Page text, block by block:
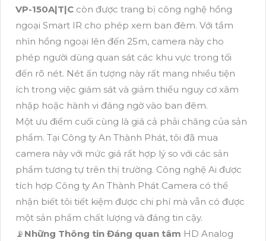
VP-150A|T|C còn được trang bị công nghệ hồng
ngoại Smart IR cho phép xem ban đêm. Với tầm
nhìn hồng ngoại lên đến 25m, camera này cho
phép người dùng quan sát các khu vực trong tối
đến rõ nét. Nét ấn tượng này rất mang nhiều tiện
ích trong việc giám sát và giảm thiểu nguy cơ xâm
nhập hoặc hành vi đáng ngờ vào ban đêm.
Một ưu điểm cuối cùng là giá cả phải chăng của sản
phẩm. Tại Công ty An Thành Phát, tôi đã mua
camera này với mức giá rất hợp lý so với các sản
phẩm tương tự trên thị trường. Công nghệ Ai được
tích hợp Công ty An Thành Phát Camera có thể
nhận biết tôi tiết kiệm được chi phí mà vẫn có được
một sản phẩm chất lượng và đáng tin cậy.
📡 Những Thông tin Đáng quan tâm HD Analog